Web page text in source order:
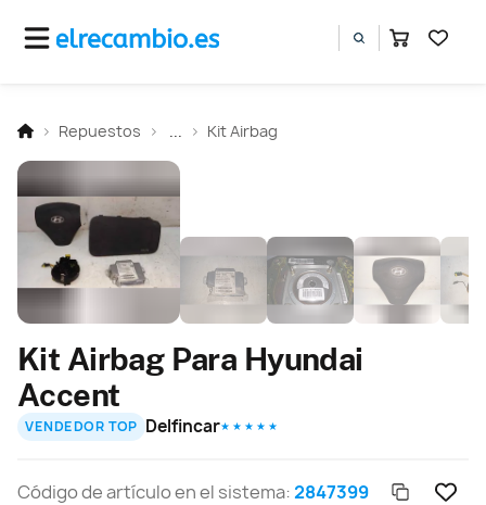
Repuestos Kit Airbag
Kit Airbag Para Hyundai
Accent
VENDEDOR TOP Delfincar★ ★ ★ ★ ★
Código de artículo en el sistema:2847399